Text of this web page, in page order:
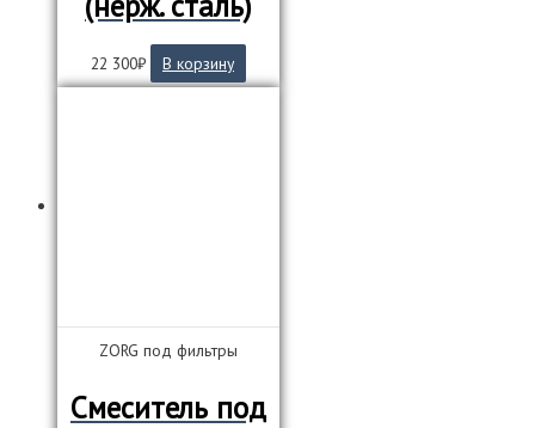
22 300₽ В корзину
ZORG под фильтры
Смеситель под